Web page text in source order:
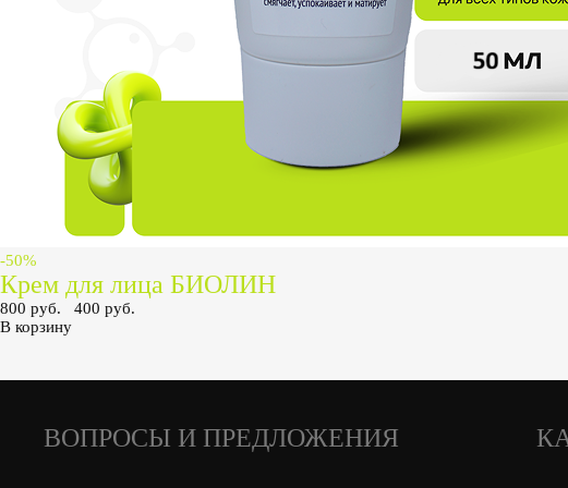
-50%
Крем для лица БИОЛИН
800 руб.
400 руб.
В корзину
ВОПРОСЫ И ПРЕДЛОЖЕНИЯ